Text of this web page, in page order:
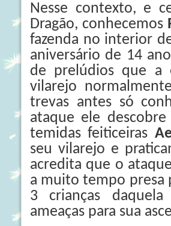
Nesse contexto, e
Dragão, conhecemos
fazenda no interior
aniversário de 14
de prelúdios que a
vilarejo
trevas antes só
ataque ele
temidas feiticeiras
seu vilarejo e
acredita que o
a muito tempo presa
3 crianças
ameaças para sua